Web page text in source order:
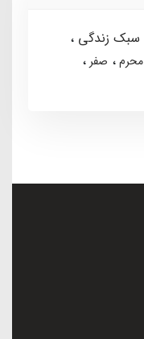
سبک زندگی
محرم
صفر